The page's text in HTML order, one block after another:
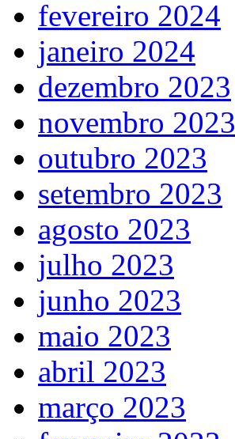
fevereiro 2024
janeiro 2024
dezembro 2023
novembro 2023
outubro 2023
setembro 2023
agosto 2023
julho 2023
junho 2023
maio 2023
abril 2023
março 2023